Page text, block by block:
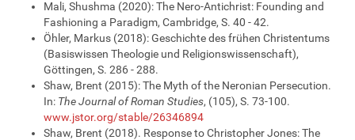
Mali, Shushma (2020): The Nero-Antichrist: Founding and
Fashioning a Paradigm, Cambridge, S. 40 - 42.
Öhler, Markus (2018): Geschichte des frühen Christentums
(Basiswissen Theologie und Religionswissenschaft),
Göttingen, S. 286 - 288.
Shaw, Brent (2015): The Myth of the Neronian Persecution.
In: The Journal of Roman Studies, (105), S. 73-100.
www.jstor.org/stable/26346894
Shaw, Brent (2018). Response to Christopher Jones: The